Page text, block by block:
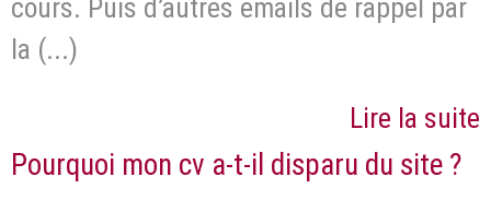
cours. Puis d’autres emails de rappel par
la (...)
Lire la suite
Pourquoi mon cv a-t-il disparu du site ?